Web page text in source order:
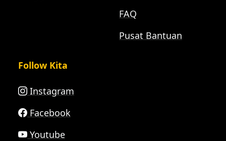
FAQ
Pusat Bantuan
Follow Kita
Instagram
Facebook
Youtube